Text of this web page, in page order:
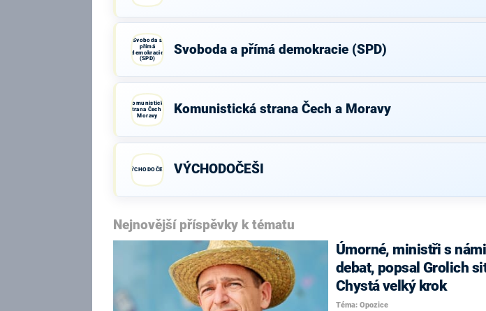
Svoboda a
přímá
demokracie
(SPD)
Svoboda a přímá demokracie (SPD)
Komunistická
strana Čech a
Moravy
Komunistická strana Čech a Moravy
VÝCHODOČEŠI VÝCHODOČEŠI
Nejnovější příspěvky k tématu
Úmorné, ministři s
debat, popsal Grolich
Chystá velký krok
Téma: Opozice